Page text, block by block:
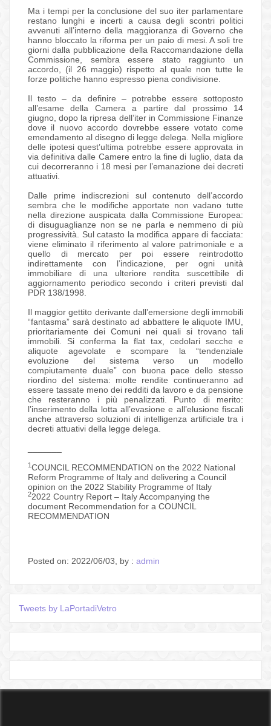
Ma i tempi per la conclusione del suo iter parlamentare
restano lunghi e incerti a causa degli scontri politici
avvenuti all’interno della maggioranza di Governo che
hanno bloccato la riforma per un paio di mesi. A soli tre
giorni dalla pubblicazione della Raccomandazione della
Commissione, sembra essere stato raggiunto un
accordo, (il 26 maggio) rispetto al quale non tutte le
forze politiche hanno espresso piena condivisione.
Il testo – da definire – potrebbe essere sottoposto
all’esame della Camera a partire dal prossimo 14
giugno, dopo la ripresa dell’iter in Commissione Finanze
dove il nuovo accordo dovrebbe essere votato come
emendamento al disegno di legge delega. Nella migliore
delle ipotesi quest’ultima potrebbe essere approvata in
via definitiva dalle Camere entro la fine di luglio, data da
cui decorreranno i 18 mesi per l’emanazione dei decreti
attuativi.
Dalle prime indiscrezioni sul contenuto dell’accordo
sembra che le modifiche apportate non vadano tutte
nella direzione auspicata dalla Commissione Europea:
di disuguaglianze non se ne parla e nemmeno di più
progressività. Sul catasto la modifica appare di facciata:
viene eliminato il riferimento al valore patrimoniale e a
quello di mercato per poi essere reintrodotto
indirettamente con l’indicazione, per ogni unità
immobiliare di una ulteriore rendita suscettibile di
aggiornamento periodico secondo i criteri previsti dal
PDR 138/1998.
Il maggior gettito derivante dall’emersione degli immobili
“fantasma” sarà destinato ad abbattere le aliquote IMU,
prioritariamente dei Comuni nei quali si trovano tali
immobili. Si conferma la flat tax, cedolari secche e
aliquote agevolate e scompare la “tendenziale
evoluzione del sistema verso un modello
compiutamente duale” con buona pace dello stesso
riordino del sistema: molte rendite continueranno ad
essere tassate meno dei redditi da lavoro e da pensione
che resteranno i più penalizzati. Punto di merito:
l’inserimento della lotta all’evasione e all’elusione fiscali
anche attraverso soluzioni di intelligenza artificiale tra i
decreti attuativi della legge delega.
1COUNCIL RECOMMENDATION on the 2022 National
Reform Programme of Italy and delivering a Council
opinion on the 2022 Stability Programme of Italy
22022 Country Report – Italy Accompanying the
document Recommendation for a COUNCIL
RECOMMENDATION
Posted on: 2022/06/03, by : admin
Tweets by LaPortadiVetro